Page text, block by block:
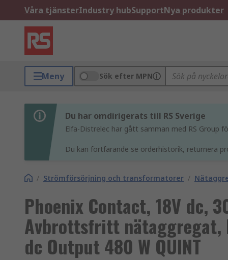
Våra tjänsterIndustry hubSupportNya produkter
Meny Sök efter MPN
Du har omdirigerats till RS Sverige
Elfa-Distrelec har gått samman med RS Group
Du kan fortfarande se orderhistorik, returnera
/ Strömförsörjning och transformatorer /
Phoenix Contact, 18V dc,
Avbrottsfritt nätaggregat,
dc Output 480 W QUINT